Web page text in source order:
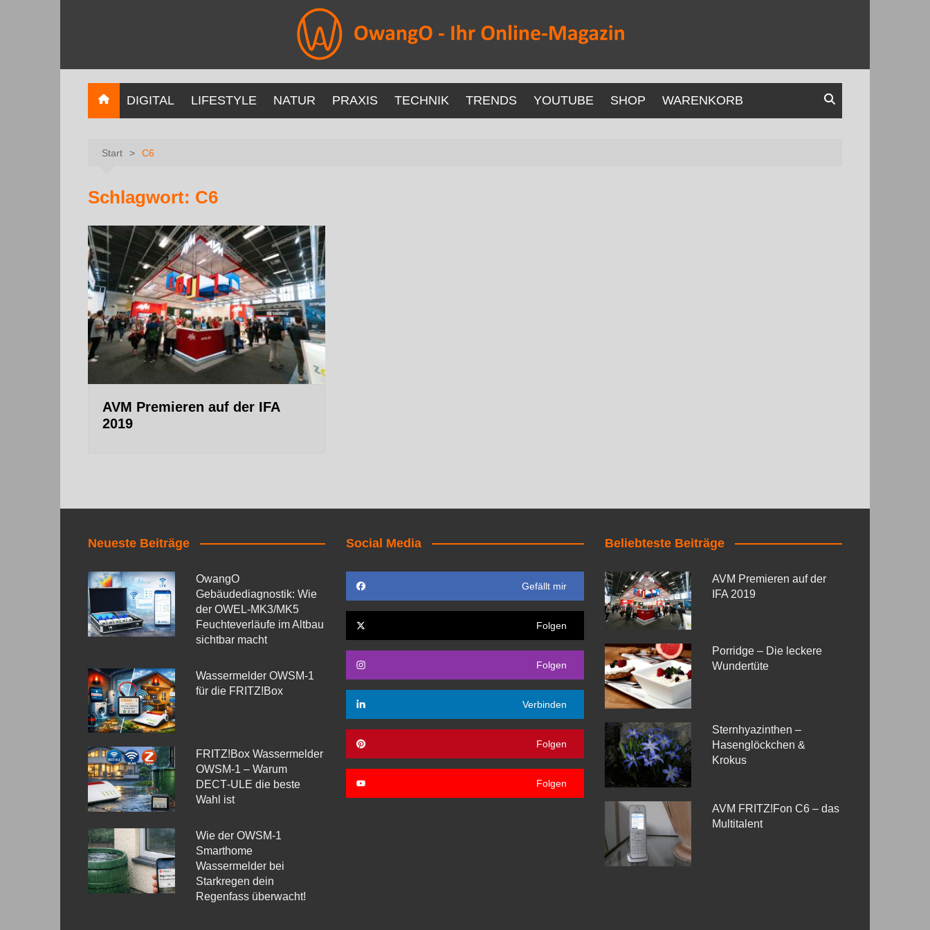
DIGITAL LIFESTYLE NATUR PRAXIS TECHNIK TRENDS YOUTUBE SHOP WARENKORB
Start C6
Schlagwort: C6
AVM Premieren auf der IFA
2019
Neueste Beiträge
OwangO
Gebäudediagnostik: Wie
der OWEL‑MK3/MK5
Feuchteverläufe im Altbau
sichtbar macht
Wassermelder OWSM‑1
für die FRITZ!Box
FRITZ!Box Wassermelder
OWSM-1 – Warum
DECT‑ULE die beste
Wahl ist
Wie der OWSM‑1
Smarthome
Wassermelder bei
Starkregen dein
Regenfass überwacht!
Social Media
Gefällt mir
Folgen
Folgen
Verbinden
Folgen
Folgen
Beliebteste Beiträge
AVM Premieren auf der
IFA 2019
Porridge – Die leckere
Wundertüte
Sternhyazinthen –
Hasenglöckchen &
Krokus
AVM FRITZ!Fon C6 – das
Multitalent